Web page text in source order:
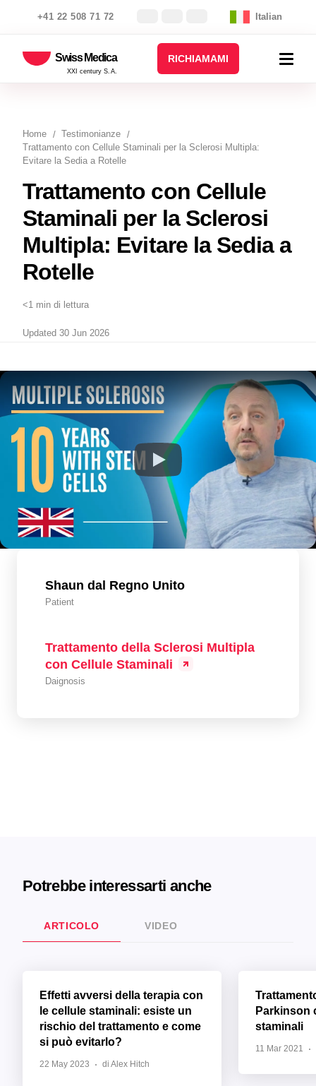
+41 22 508 71 72 Italian
Swiss Medica
XXI century S.A.
RICHIAMAMI
Home
Testimonianze
Trattamento con Cellule Staminali per la Sclerosi Multipla:
Evitare la Sedia a Rotelle
Trattamento con Cellule
Staminali per la Sclerosi
Multipla: Evitare la Sedia a
Rotelle
<1 min di lettura
Updated 30 Jun 2026
Shaun dal Regno Unito
Patient
Trattamento della Sclerosi Multipla
con Cellule Staminali
Daignosis
Potrebbe interessarti anche
ARTICOLO VIDEO
Effetti avversi della terapia con
le cellule staminali: esiste un
rischio del trattamento e come
si può evitarlo?
22 May 2023 di Alex Hitch
Parkinson
staminali
11 Mar 2021